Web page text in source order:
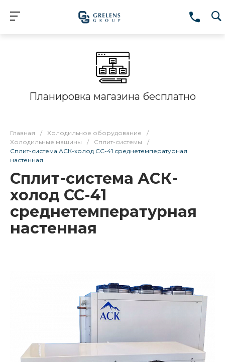
Планировка магазина бесплатно
Главная / Холодильное оборудование
/
Холодильные машины
/ Сплит-системы
/
Сплит-система АСК-холод СС-41 среднетемпературная
настенная
Сплит-система АСК-
холод СС-41
среднетемпературная
настенная